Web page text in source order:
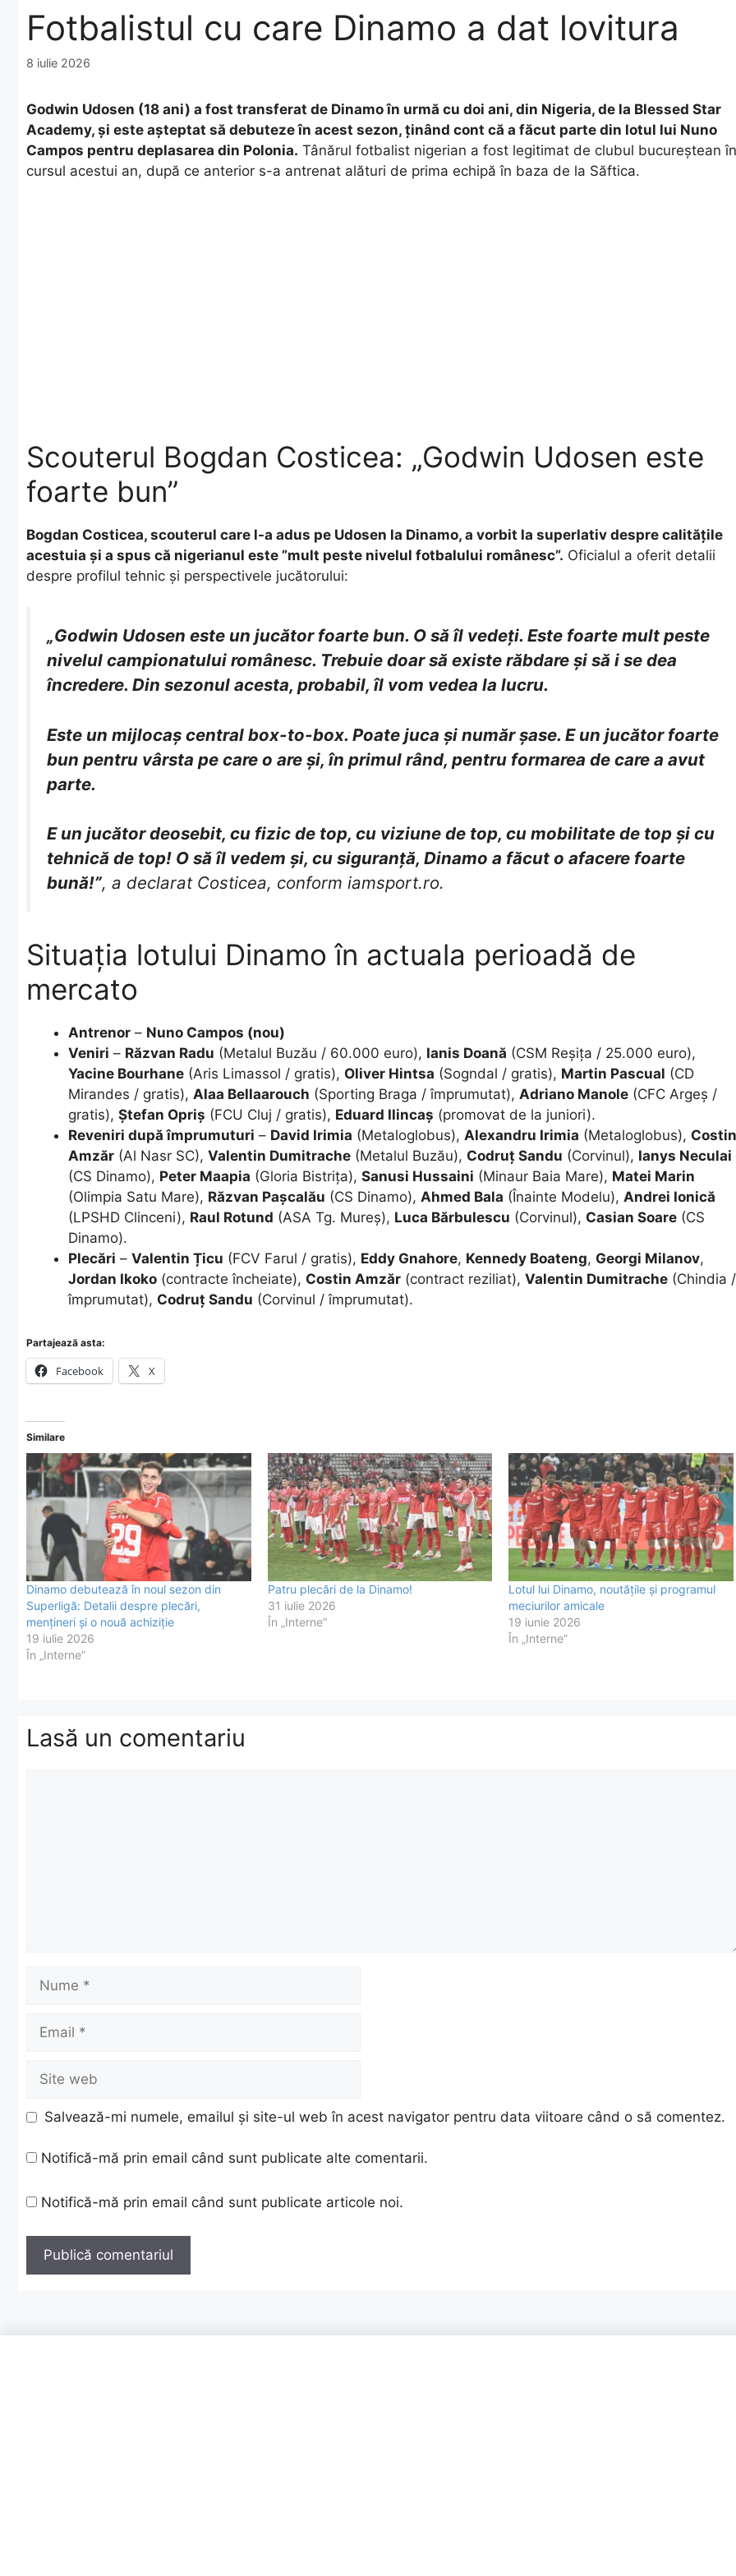
Fotbalistul cu care Dinamo a dat lovitura
8 iulie 2026
Godwin Udosen (18 ani) a fost transferat de Dinamo în urmă cu doi ani, din Nigeria, de la Blessed Star
Academy, și este așteptat să debuteze în acest sezon, ținând cont că a făcut parte din lotul lui Nuno
Campos pentru deplasarea din Polonia. Tânărul fotbalist nigerian a fost legitimat de clubul bucureștean în
cursul acestui an, după ce anterior s-a antrenat alături de prima echipă în baza de la Săftica.
Scouterul Bogdan Costicea: „Godwin Udosen este
foarte bun”
Bogdan Costicea, scouterul care l-a adus pe Udosen la Dinamo, a vorbit la superlativ despre calitățile
acestuia și a spus că nigerianul este ”mult peste nivelul fotbalului românesc”. Oficialul a oferit detalii
despre profilul tehnic și perspectivele jucătorului:
„Godwin Udosen este un jucător foarte bun. O să îl vedeți. Este foarte mult peste
nivelul campionatului românesc. Trebuie doar să existe răbdare și să i se dea
încredere. Din sezonul acesta, probabil, îl vom vedea la lucru.
Este un mijlocaș central box-to-box. Poate juca și număr șase. E un jucător foarte
bun pentru vârsta pe care o are și, în primul rând, pentru formarea de care a avut
parte.
E un jucător deosebit, cu fizic de top, cu viziune de top, cu mobilitate de top și cu
tehnică de top! O să îl vedem și, cu siguranță, Dinamo a făcut o afacere foarte
bună!”, a declarat Costicea, conform iamsport.ro.
Situația lotului Dinamo în actuala perioadă de
mercato
Antrenor – Nuno Campos (nou)
Veniri – Răzvan Radu (Metalul Buzău / 60.000 euro), Ianis Doană (CSM Reșița / 25.000 euro),
Yacine Bourhane (Aris Limassol / gratis), Oliver Hintsa (Sogndal / gratis), Martin Pascual (CD
Mirandes / gratis), Alaa Bellaarouch (Sporting Braga / împrumutat), Adriano Manole (CFC Argeș /
gratis), Ștefan Opriș (FCU Cluj / gratis), Eduard Ilincaș (promovat de la juniori).
Reveniri după împrumuturi – David Irimia (Metaloglobus), Alexandru Irimia (Metaloglobus), Costin
Amzăr (Al Nasr SC), Valentin Dumitrache (Metalul Buzău), Codruț Sandu (Corvinul), Ianys Neculai
(CS Dinamo), Peter Maapia (Gloria Bistrița), Sanusi Hussaini (Minaur Baia Mare), Matei Marin
(Olimpia Satu Mare), Răzvan Pașcalău (CS Dinamo), Ahmed Bala (Înainte Modelu), Andrei Ionică
(LPSHD Clinceni), Raul Rotund (ASA Tg. Mureș), Luca Bărbulescu (Corvinul), Casian Soare (CS
Dinamo).
Plecări – Valentin Țicu (FCV Farul / gratis), Eddy Gnahore, Kennedy Boateng, Georgi Milanov,
Jordan Ikoko (contracte încheiate), Costin Amzăr (contract reziliat), Valentin Dumitrache (Chindia /
împrumutat), Codruț Sandu (Corvinul / împrumutat).
Partajează asta:
Facebook X
Similare
Dinamo debutează în noul sezon din
Superligă: Detalii despre plecări,
mențineri și o nouă achiziție
19 iulie 2026
În „Interne”
Patru plecări de la Dinamo!
31 iulie 2026
În „Interne”
Lotul lui Dinamo, noutățile și programul
meciurilor amicale
19 iunie 2026
În „Interne”
Lasă un comentariu
web
Salvează-mi numele, emailul și site-ul web în acest navigator pentru data viitoare când o să comentez.
Notifică-mă prin email când sunt publicate alte comentarii.
Notifică-mă prin email când sunt publicate articole noi.